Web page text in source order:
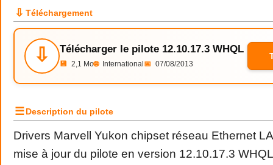
⇩ Téléchargement
⇩ Télécharger le pilote 12.10.17.3 WHQL
💾 2,1 Mo🌐 International 📅 07/08/2013
☰Description du pilote
Drivers Marvell Yukon chipset réseau Ethernet
mise à jour du pilote en version 12.10.17.3